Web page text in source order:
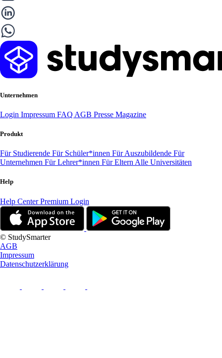
Unternehmen
Login Impressum FAQ AGB Presse Magazine
Produkt
Für Studierende Für Schüler*innen Für Auszubildende Für
Unternehmen Für Lehrer*innen Für Eltern Alle Universitäten
Help
Help CenterPremium Login
© StudySmarter
AGB
Impressum
Datenschutzerklärung